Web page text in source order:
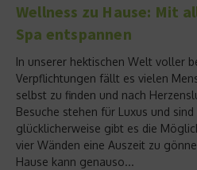
Wellness zu Hause: Mit
Spa entspannen
In unserer hektischen Welt voller
Verpflichtungen fällt es vielen
selbst zu finden und nach
Besuche stehen für Luxus und
glücklicherweise gibt es die
vier Wänden eine Auszeit zu
Hause kann genauso...